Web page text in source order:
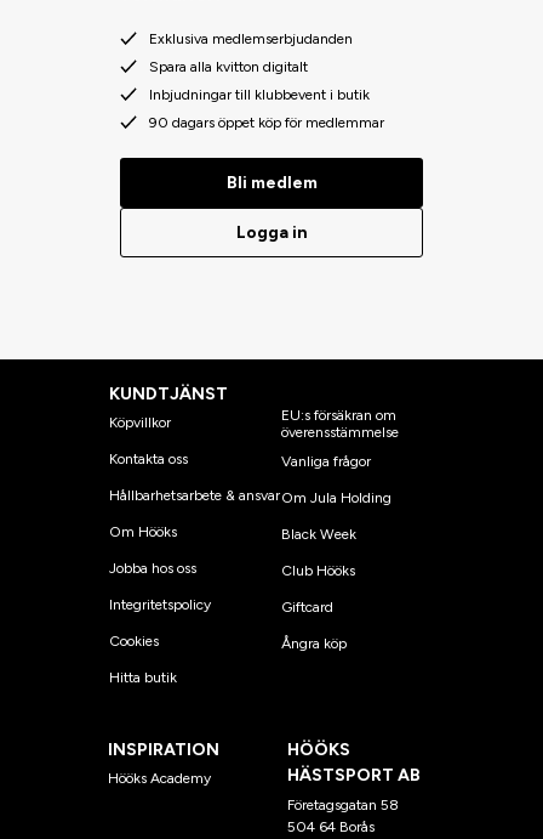
Exklusiva medlemserbjudanden
Spara alla kvitton digitalt
Inbjudningar till klubbevent i butik
90 dagars öppet köp för medlemmar
Bli medlem
Logga in
KUNDTJÄNST
Köpvillkor
Kontakta oss
Hållbarhetsarbete & ansvar
Om Hööks
Jobba hos oss
Integritetspolicy
Cookies
Hitta butik
EU:s försäkran om
överensstämmelse
Vanliga frågor
Om Jula Holding
Black Week
Club Hööks
Giftcard
Ångra köp
INSPIRATION
Hööks Academy
HÖÖKS
HÄSTSPORT AB
Företagsgatan 58
504 64 Borås